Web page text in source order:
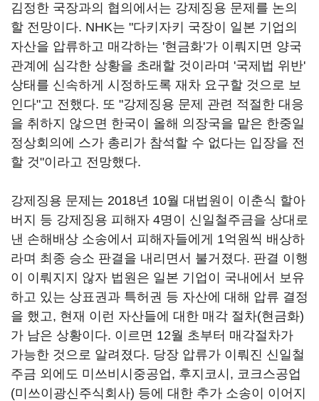
김정한 국장과의 협의에서는 강제징용 문제를 논의
할 전망이다. NHK는 "다키자키 국장이 일본 기업의
자산을 압류하고 매각하는 '현금화'가 이뤄지면 양국
관계에 심각한 상황을 초래할 것이라며 '국제법 위반'
상태를 신속하게 시정하도록 재차 요구할 것으로 보
인다"고 전했다. 또 "강제징용 문제 관련 적절한 대응
을 취하지 않으면 한국이 올해 의장국을 맡은 한중일
정상회의에 스가 총리가 참석할 수 없다는 입장을 전
할 것"이라고 전망했다.
강제징용 문제는 2018년 10월 대법원이 이춘식 할아
버지 등 강제징용 피해자 4명이 신일철주금을 상대로
낸 손해배상 소송에서 피해자들에게 1억원씩 배상하
라며 최종 승소 판결을 내리면서 불거졌다. 판결 이행
이 이뤄지지 않자 법원은 일본 기업이 국내에서 보유
하고 있는 상표권과 특허권 등 자산에 대해 압류 결정
을 했고, 현재 이런 자산들에 대한 매각 절차(현금화)
가 남은 상황이다. 이르면 12월 초부터 매각절차가
가능한 것으로 알려졌다. 당장 압류가 이뤄진 신일철
주금 외에도 미쓰비시중공업, 후지코시, 코크스공업
(미쓰이광신주식회사) 등에 대한 추가 소송이 이어지